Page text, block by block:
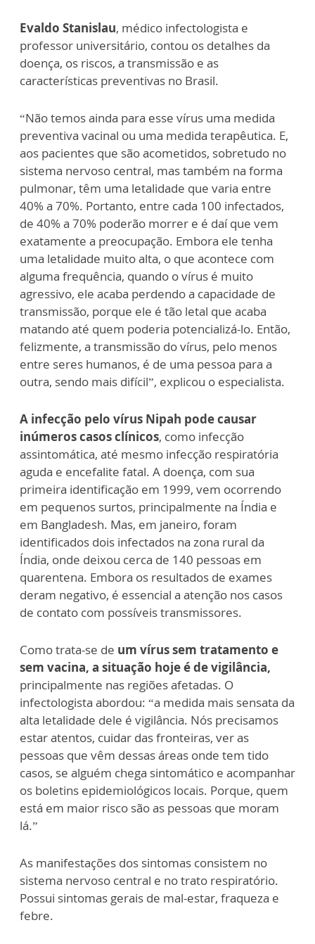
Evaldo Stanislau, médico infectologista e
professor universitário, contou os detalhes da
doença, os riscos, a transmissão e as
características preventivas no Brasil.
“Não temos ainda para esse vírus uma medida
preventiva vacinal ou uma medida terapêutica. E,
aos pacientes que são acometidos, sobretudo no
sistema nervoso central, mas também na forma
pulmonar, têm uma letalidade que varia entre
40% a 70%. Portanto, entre cada 100 infectados,
de 40% a 70% poderão morrer e é daí que vem
exatamente a preocupação. Embora ele tenha
uma letalidade muito alta, o que acontece com
alguma frequência, quando o vírus é muito
agressivo, ele acaba perdendo a capacidade de
transmissão, porque ele é tão letal que acaba
matando até quem poderia potencializá-lo. Então,
felizmente, a transmissão do vírus, pelo menos
entre seres humanos, é de uma pessoa para a
outra, sendo mais difícil”, explicou o especialista.
A infecção pelo vírus Nipah pode causar
inúmeros casos clínicos, como infecção
assintomática, até mesmo infecção respiratória
aguda e encefalite fatal. A doença, com sua
primeira identificação em 1999, vem ocorrendo
em pequenos surtos, principalmente na Índia e
em Bangladesh. Mas, em janeiro, foram
identificados dois infectados na zona rural da
Índia, onde deixou cerca de 140 pessoas em
quarentena. Embora os resultados de exames
deram negativo, é essencial a atenção nos casos
de contato com possíveis transmissores.
Como trata-se de um vírus sem tratamento e
sem vacina, a situação hoje é de vigilância,
principalmente nas regiões afetadas. O
infectologista abordou: “a medida mais sensata da
alta letalidade dele é vigilância. Nós precisamos
estar atentos, cuidar das fronteiras, ver as
pessoas que vêm dessas áreas onde tem tido
casos, se alguém chega sintomático e acompanhar
os boletins epidemiológicos locais. Porque, quem
está em maior risco são as pessoas que moram
lá.”
As manifestações dos sintomas consistem no
sistema nervoso central e no trato respiratório.
Possui sintomas gerais de mal-estar, fraqueza e
febre.